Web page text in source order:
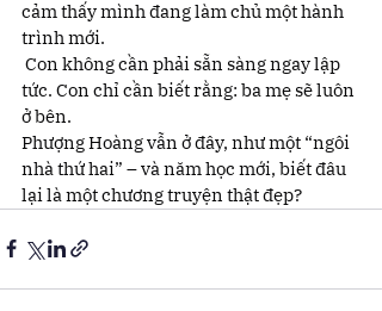
cảm thấy mình đang làm chủ một hành
trình mới.
Con không cần phải sẵn sàng ngay lập
tức. Con chỉ cần biết rằng: ba mẹ sẽ luôn
ở bên.
Phượng Hoàng vẫn ở đây, như một “ngôi
nhà thứ hai” – và năm học mới, biết đâu
lại là một chương truyện thật đẹp?